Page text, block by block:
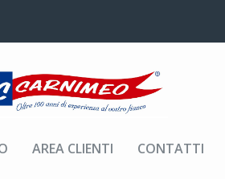
AREA CLIENTI CONTATTI